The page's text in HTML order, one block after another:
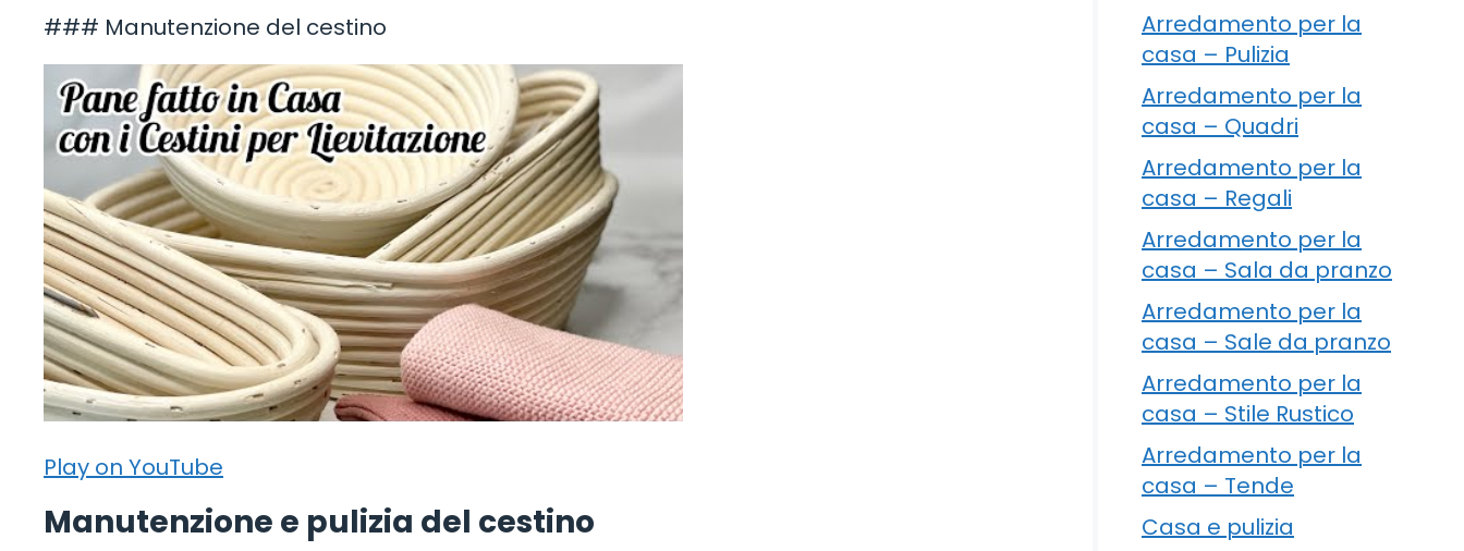
### Manutenzione del cestino
Play on YouTube
Manutenzione e pulizia del cestino
Arredamento per la
casa – Pulizia
Arredamento per la
casa – Quadri
Arredamento per la
casa – Regali
Arredamento per la
casa – Sala da pranzo
Arredamento per la
casa – Sale da pranzo
Arredamento per la
casa – Stile Rustico
Arredamento per la
casa – Tende
Casa e pulizia